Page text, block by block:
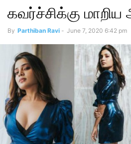
கவர்ச்சிக்கு
By Parthiban Ravi - June 7, 2020 6:42 pm